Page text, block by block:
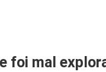
foi mal